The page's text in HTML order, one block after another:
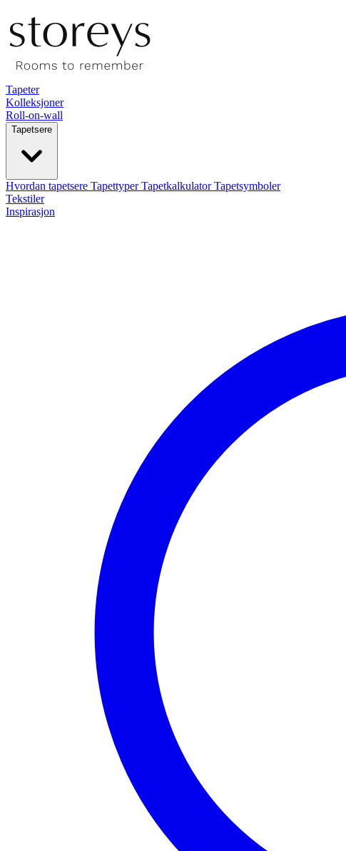
Tapeter
Kolleksjoner
Roll-on-wall
Tapetsere
Hvordan tapetsere TapettyperTapetkalkulatorTapetsymboler
Tekstiler
Inspirasjon